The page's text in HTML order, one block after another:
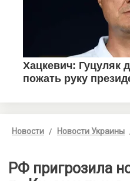
Новости Новости Украины
РФ пригрозила